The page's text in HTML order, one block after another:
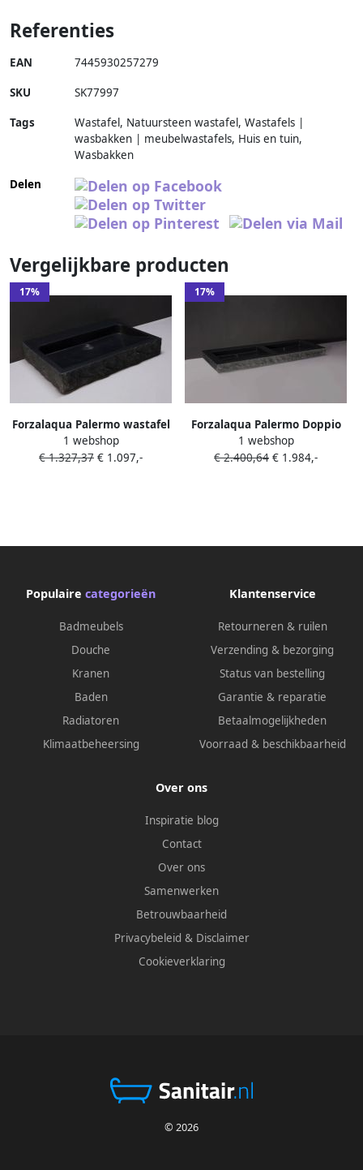
Referenties
EAN 7445930257279
SKU SK77997
Tags
Wastafel, Natuursteen wastafel, Wastafels |
wasbakken | meubelwastafels, Huis en tuin,
Wasbakken
Delen
Vergelijkbare producten
17%
Forzalaqua Palermo wastafel
80.5x51.5x9cm Rechthoek 0
kraangaten Natuursteen
1 webshop
€ 1.327,37 € 1.097,-
17%
Forzalaqua Palermo Doppio
wastafel 140.5x51.5x9cm
Rechthoek 2 kraangaten 2
1 webshop
€ 2.400,64 € 1.984,-
Populaire categorieën
Badmeubels
Douche
Kranen
Baden
Radiatoren
Klimaatbeheersing
Klantenservice
Retourneren & ruilen
Verzending & bezorging
Status van bestelling
Garantie & reparatie
Betaalmogelijkheden
Voorraad & beschikbaarheid
Over ons
Inspiratie blog
Contact
Over ons
Samenwerken
Betrouwbaarheid
Privacybeleid & Disclaimer
Cookieverklaring
© 2026